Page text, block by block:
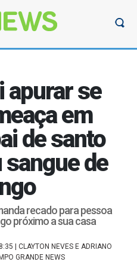
apurar se
em
de santo
de
recado para pessoa
próximo a sua casa
| CLAYTON NEVES E ADRIANO
GRANDE NEWS